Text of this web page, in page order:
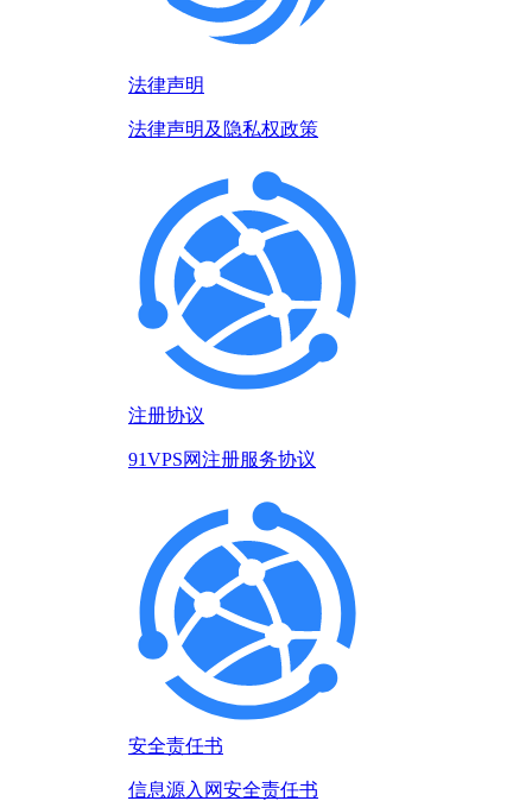
法律声明
法律声明及隐私权政策
注册协议
91VPS网注册服务协议
安全责任书
信息源入网安全责任书